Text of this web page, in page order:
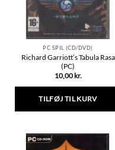
varesiden
PC SPIL (CD/DVD)
Richard Garriott’s Tabula Rasa
(PC)
10,00 kr.
TILFØJ TIL KURV